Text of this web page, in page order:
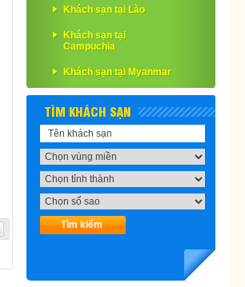
Khách sạn tại Lào
Khách sạn tại
Campuchia
Khách sạn tại Myanmar
TÌM KHÁCH SẠN
Tìm kiếm